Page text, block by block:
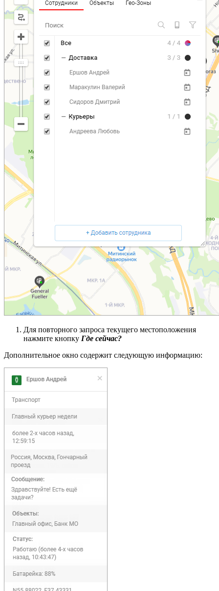
Для повторного запроса текущего местоположения
нажмите кнопку Где сейчас?
Дополнительное окно содержит следующую информацию: